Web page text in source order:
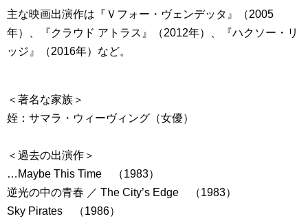
主な映画出演作は『Ｖフォー・ヴェンデッタ』（2005
年）、『クラウド アトラス』（2012年）、『ハクソー・リ
ッジ』（2016年）など。
＜著名な家族＞
姪：サマラ・ウィーヴィング（女優）
＜過去の出演作＞
…Maybe This Time （1983）
逆光の中の青春 ／ The City’s Edge （1983）
Sky Pirates （1986）